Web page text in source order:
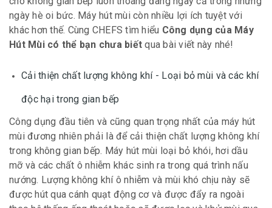
ngày hè oi bức. Máy hút mùi còn nhiều lợi ích tuyệt với
khác hơn thế. Cùng CHEFS tìm hiểu Công dụng của Máy
Hút Mùi có thể bạn chưa biết qua bài viết này nhé!
Cải thiện chất lượng không khí - Loại bỏ mùi và các khí
độc hại trong gian bếp
Công dụng đầu tiên và cũng quan trọng nhất của máy hút
mùi đương nhiên phải là để cải thiện chất lượng không khí
trong không gian bếp. Máy hút mùi loại bỏ khói, hơi dầu
mỡ và các chất ô nhiễm khác sinh ra trong quá trình nấu
nướng. Lượng không khí ô nhiễm và mùi khó chịu này sẽ
được hút qua cánh quạt động cơ và được đẩy ra ngoài